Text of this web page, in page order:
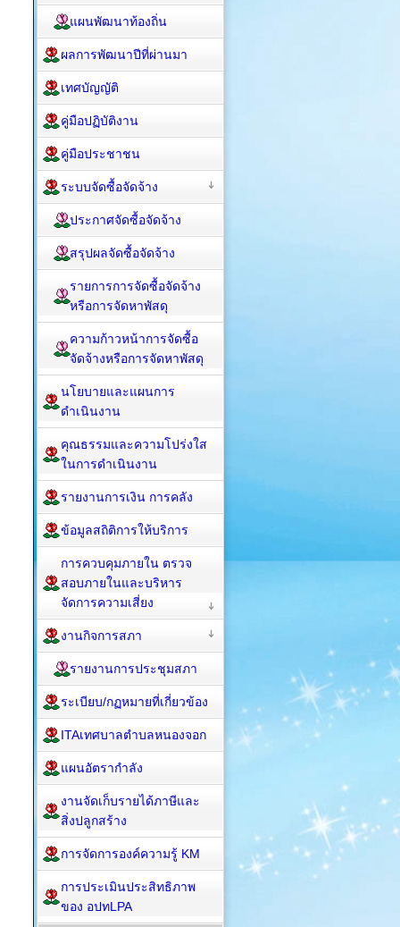
แผนพัฒนาท้องถิ่น
ผลการพัฒนาปีที่ผ่านมา
เทศบัญญัติ
คู่มือปฏิบัติงาน
คู่มือประชาชน
ระบบจัดซื้อจัดจ้าง
ประกาศจัดซื้อจัดจ้าง
สรุปผลจัดซื้อจัดจ้าง
รายการการจัดซื้อจัดจ้าง
หรือการจัดหาพัสดุ
ความก้าวหน้าการจัดซื้อ
จัดจ้างหรือการจัดหาพัสดุ
นโยบายและแผนการ
ดำเนินงาน
คุณธรรมและความโปร่งใส
ในการดำเนินงาน
รายงานการเงิน การคลัง
ข้อมูลสถิติการให้บริการ
การควบคุมภายใน ตรวจ
สอบภายในและบริหาร
จัดการความเสี่ยง
งานกิจการสภา
รายงานการประชุมสภา
ระเบียบ/กฏหมายที่เกี่ยวข้อง
ITAเทศบาลตำบลหนองจอก
แผนอัตรากำลัง
งานจัดเก็บรายได้ภาษีและ
สิ่งปลูกสร้าง
การจัดการองค์ความรู้ KM
การประเมินประสิทธิภาพ
ของ อปทLPA